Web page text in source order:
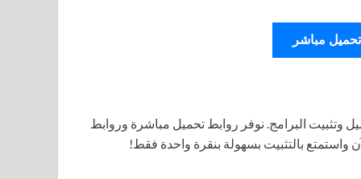
تحميل مباشر
وتثبيت البرامج. نوفر روابط تحميل مباشرة وروابط
واستمتع بالتثبيت بسهولة بنقرة واحدة فقط!